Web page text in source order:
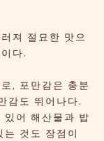
져 절묘한 맛으
다.
, 포만감은 충분
감도 뛰어나다.
어 해산물과 밥
것도 장점이